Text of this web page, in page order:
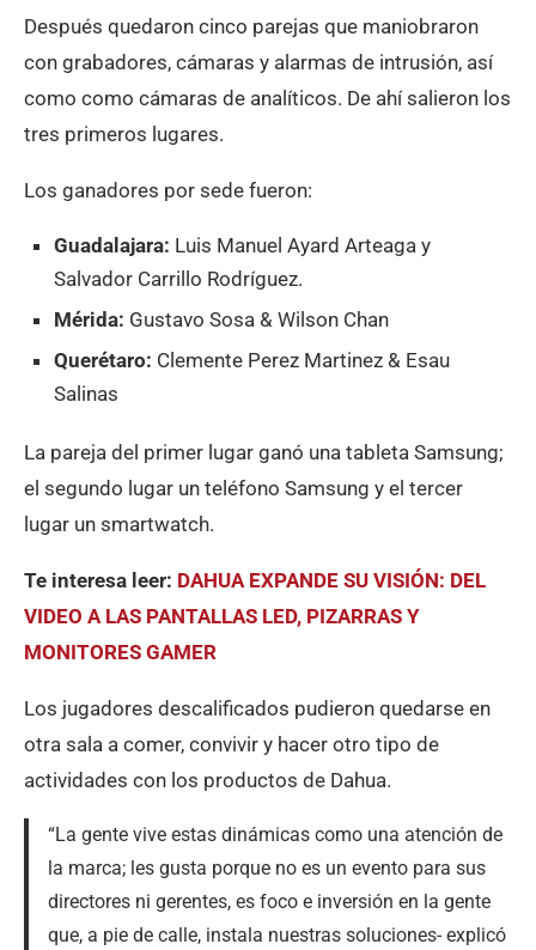
Después quedaron cinco parejas que maniobraron
con grabadores, cámaras y alarmas de intrusión, así
como como cámaras de analíticos. De ahí salieron los
tres primeros lugares.
Los ganadores por sede fueron:
Guadalajara: Luis Manuel Ayard Arteaga y
Salvador Carrillo Rodríguez.
Mérida: Gustavo Sosa & Wilson Chan
Querétaro: Clemente Perez Martinez & Esau
Salinas
La pareja del primer lugar ganó una tableta Samsung;
el segundo lugar un teléfono Samsung y el tercer
lugar un smartwatch.
Te interesa leer: DAHUA EXPANDE SU VISIÓN: DEL
VIDEO A LAS PANTALLAS LED, PIZARRAS Y
MONITORES GAMER
Los jugadores descalificados pudieron quedarse en
otra sala a comer, convivir y hacer otro tipo de
actividades con los productos de Dahua.
“La gente vive estas dinámicas como una atención de
la marca; les gusta porque no es un evento para sus
directores ni gerentes, es foco e inversión en la gente
que, a pie de calle, instala nuestras soluciones- explicó